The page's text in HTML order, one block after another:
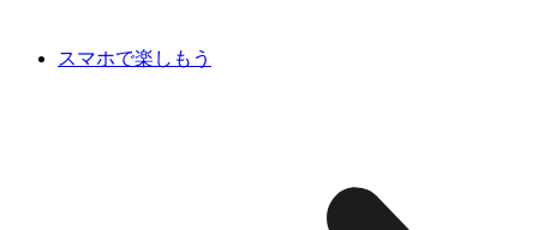
スマホで楽しもう